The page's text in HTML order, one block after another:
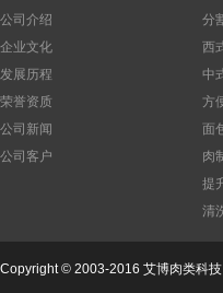
公司介绍
企业文化
发展历程
荣誉资质
公司新闻
公司客户
分
西
中
列
方
设
面
肉
设
提
清
Copyright © 2003-2016 艾博肉类科